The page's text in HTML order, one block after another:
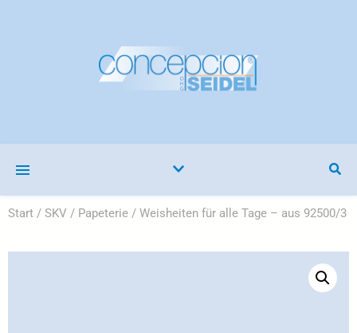
Start / SKV / Papeterie / Weisheiten für alle Tage – aus 92500/3